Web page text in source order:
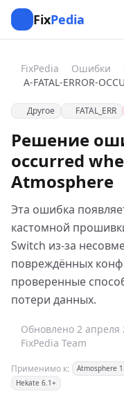
FixPedia
FixPedia Ошибки
Другое FATAL_ERR
Решение
occurred
Atmosphere
Эта ошибка
кастомной
Switch из-за
повреждённых
проверенные
потери данных.
Обновлено 2 апреля
FixPedia Team
Применимо к: Atmosphere
Hekate 6.1+